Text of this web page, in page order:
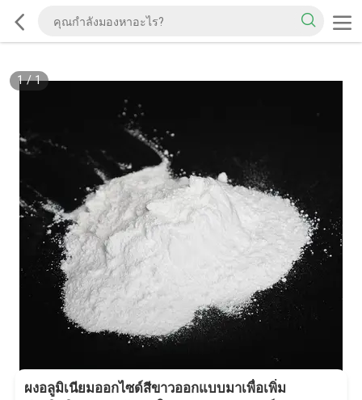
1/1
ผงอลูมิเนียมออกไซด์สีขาวออกแบบมาเพื่อเพิ่ม